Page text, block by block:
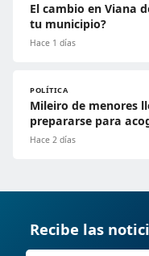
El cambio en Viana
tu municipio?
Hace 1 días
POLÍTICA
Mileiro de menores
prepararse para
Hace 2 días
Recibe las